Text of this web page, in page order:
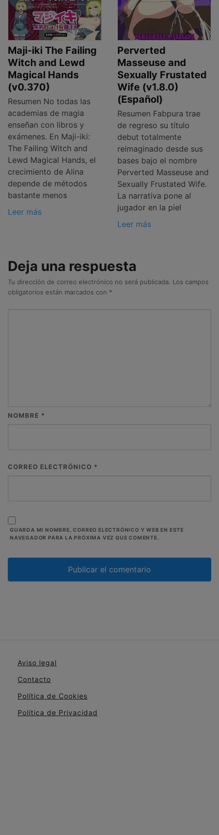
Maji-iki The Failing
Witch and Lewd
Magical Hands
(v0.370)
Resumen No todas las
academias de magia
enseñan con libros y
exámenes. En Maji-iki:
The Failing Witch and
Lewd Magical Hands, el
crecimiento de Alina
depende de métodos
bastante menos
Leer más
Perverted
Masseuse and
Sexually Frustated
Wife (v1.8.0)
(Español)
Resumen Fabpura trae
de regreso su título
debut totalmente
reimaginado desde sus
bases bajo el nombre
Perverted Masseuse and
Sexually Frustated Wife.
La narrativa pone al
jugador en la piel
Leer más
Deja una respuesta
Tu dirección de correo electrónico no será publicada. Los campos
obligatorios están marcados con *
NOMBRE *
CORREO ELECTRÓNICO *
GUARDA MI NOMBRE, CORREO ELECTRÓNICO Y WEB EN ESTE
NAVEGADOR PARA LA PRÓXIMA VEZ QUE COMENTE.
Aviso legal
Contacto
Política de Cookies
Política de Privacidad